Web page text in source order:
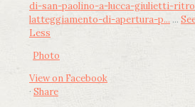
di-san-paolino-a-lucca-giulietti-
latteggiamento-di-apertura-p... ...
Less
Photo
View on Facebook
· Share